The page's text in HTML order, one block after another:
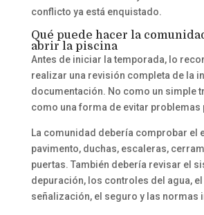
conflicto ya está enquistado.
Qué puede hacer la
abrir la piscina
Antes de iniciar la temporada, lo
realizar una revisión completa de la
documentación. No como un simple
como una forma de evitar problemas
La comunidad debería comprobar el
pavimento, duchas, escaleras,
puertas. También debería revisar el
depuración, los controles del agua,
señalización, el seguro y las normas